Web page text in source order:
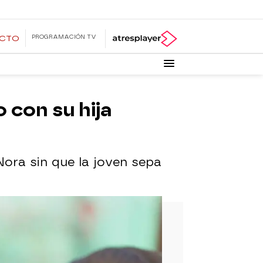
PROGRAMACIÓN TV
con su hija
sin que la joven sepa